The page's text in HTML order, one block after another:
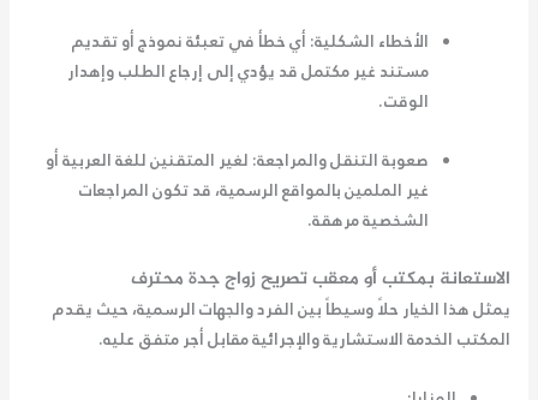
الأخطاء الشكلية: أي خطأ في تعبئة نموذج أو تقديم
مستند غير مكتمل قد يؤدي إلى إرجاع الطلب وإهدار
الوقت.
صعوبة التنقل والمراجعة: لغير المتقنين للغة العربية أو
غير الملمين بالمواقع الرسمية، قد تكون المراجعات
الشخصية مرهقة.
الاستعانة بمكتب أو معقب تصريح زواج جدة محترف
يمثل هذا الخيار حلاً وسيطاً بين الفرد والجهات الرسمية، حيث يقدم
المكتب الخدمة الاستشارية والإجرائية مقابل أجر متفق عليه.